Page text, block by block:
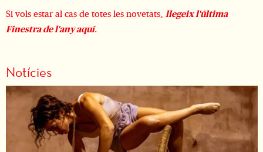
Si vols estar al cas de totes les novetats, llegeix l'última
Finestra de l'any aquí.
Notícies